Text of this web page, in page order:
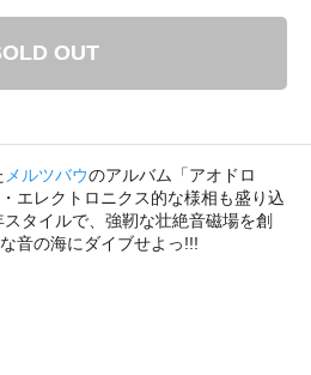
OUT
メルツバウのアルバム「アオドロ
エレクトロニクス的な様相も盛り込
タイルで、強靭な壮絶音磁場を創
音の海にダイブせよっ!!!